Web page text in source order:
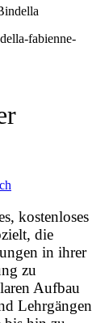
kostenloses
die
in ihrer
zu
Aufbau
Lehrgängen